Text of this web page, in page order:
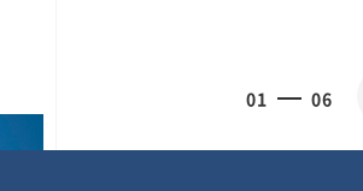
01 06